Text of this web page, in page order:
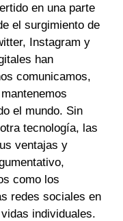
en una parte
el surgimiento de
Instagram y
han
comunicamos,
el mundo. Sin
tecnología, las
ventajas y
como los
redes sociales en
individuales.